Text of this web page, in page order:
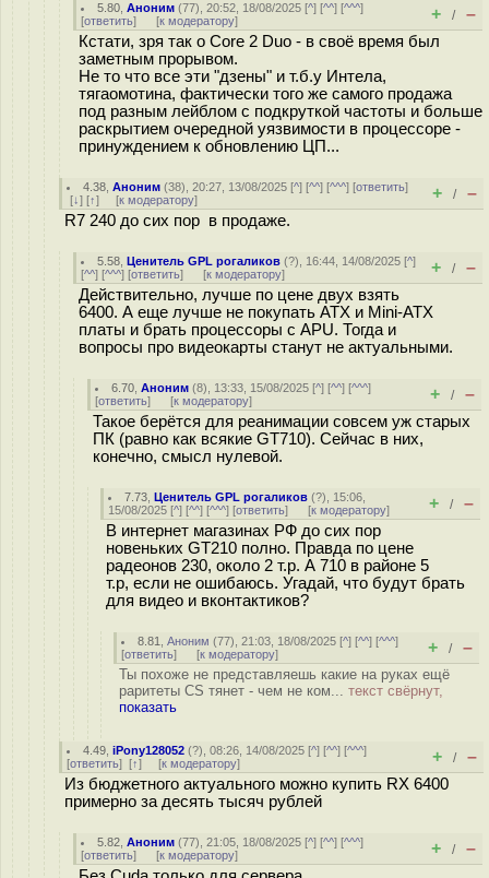
5.80 ,Аноним (77), 20:52, 18/08/2025 [^] [^^] [^^^]
[ответить] [к модератору] + / –
Кстати, зря так о Core 2 Duo - в своё время был
заметным прорывом.
Не то что все эти "дзены" и т.б.у Интела,
тягаомотина, фактически того же самого продажа
под разным лейблом с подкруткой частоты и больше
раскрытием очередной уязвимости в процессоре -
принуждением к обновлению ЦП...
4.38 ,Аноним (38), 20:27, 13/08/2025 [^] [^^] [^^^] [ответить]
[↓] [↑] [к модератору] + / –
R7 240 до сих пор в продаже.
5.58 ,Ценитель GPL рогаликов (?), 16:44, 14/08/2025 [^]
[^^] [^^^] [ответить] [к модератору] + / –
Действительно, лучше по цене двух взять
6400. А еще лучше не покупать ATX и Mini-ATX
платы и брать процессоры с APU. Тогда и
вопросы про видеокарты станут не актуальными.
6.70 ,Аноним (8), 13:33, 15/08/2025 [^] [^^] [^^^]
[ответить] [к модератору] + / –
Такое берётся для реанимации совсем уж старых
ПК (равно как всякие GT710). Сейчас в них,
конечно, смысл нулевой.
7.73 ,Ценитель GPL рогаликов (?), 15:06,
15/08/2025 [^] [^^] [^^^] [ответить] [к модератору] + / –
В интернет магазинах РФ до сих пор
новеньких GT210 полно. Правда по цене
радеонов 230, около 2 т.р. А 710 в районе 5
т.р, если не ошибаюсь. Угадай, что будут брать
для видео и вконтактиков?
8.81 ,Аноним (77), 21:03, 18/08/2025 [^] [^^] [^^^]
[ответить] [к модератору] + / –
Ты похоже не представляешь какие на руках ещё
раритеты CS тянет - чем не ком... текст свёрнут,
показать
4.49 ,iPony128052 (?), 08:26, 14/08/2025 [^] [^^] [^^^]
[ответить] [↑] [к модератору] + / –
Из бюджетного актуального можно купить RX 6400
примерно за десять тысяч рублей
5.82 ,Аноним (77), 21:05, 18/08/2025 [^] [^^] [^^^]
[ответить] [к модератору] + / –